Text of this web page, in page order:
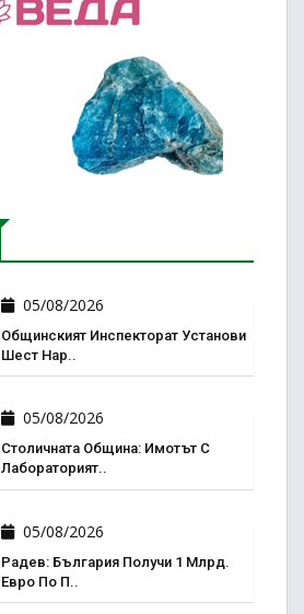
05/08/2026
Общинският Инспекторат Установи
Шест Нар..
05/08/2026
Столичната Община: Имотът С
Лабораторият..
05/08/2026
Радев: България Получи 1 Млрд.
Евро По П..